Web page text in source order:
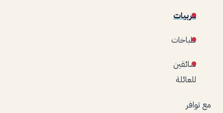
مربيات
طباخات
سائقين
للعائلة
مع توافر